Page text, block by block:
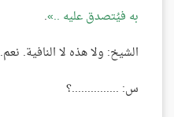
به فيُتصدق عليه .. .
الشيخ: ولا هذه لا النافية. نعم.
س: ...............؟